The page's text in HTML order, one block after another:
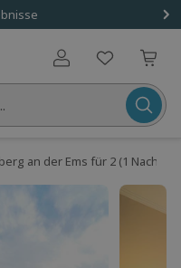
Benutzerkonto
an der Ems für 2 (1 Nacht)